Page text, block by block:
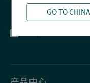
GO TO CHINA